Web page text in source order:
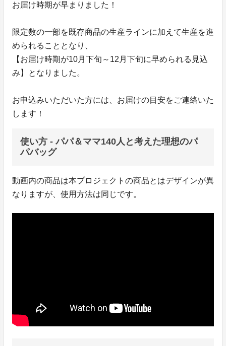
お届け時期が早まりました！
限定数の一部を既存商品の生産ラインに加えて生産を進
められることとなり、
【お届け時期が10月下旬～12月下旬に早められる見込
み】となりました。
お申込みいただいた方には、お届けの目安をご連絡いた
します！
使い方 - パパ＆ママ140人と考えた理想のパ
パバッグ
動画内の商品は本プロジェクトの商品とはデザインが異
なりますが、使用方法は同じです。